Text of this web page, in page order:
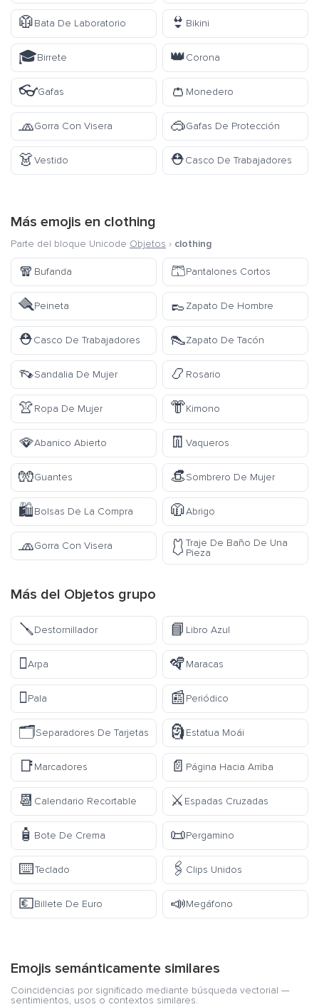
🥼Bata De Laboratorio 👙 Bikini
🎓Birrete 👑Corona
👓Gafas 👛 Monedero
🧢Gorra Con Visera 🥽Gafas De Protección
👗Vestido ⛑️Casco De Trabajadores
Más emojis en clothing
Parte del bloque Unicode Objetos › clothing
🧣 Bufanda 🩳Pantalones Cortos
🪮Peineta 👞Zapato De Hombre
⛑️Casco De Trabajadores 👠Zapato De Tacón
👡Sandalia De Mujer 📿 Rosario
👚Ropa De Mujer 👘Kimono
🪭Abanico Abierto 👖 Vaqueros
🧤Guantes 👒Sombrero De Mujer
🛍️Bolsas De La Compra 🧥Abrigo
🧢Gorra Con Visera 🩱 Traje De Baño De Una
Pieza
Más del Objetos grupo
🪛Destornillador 📘 Libro Azul
🪉Arpa 🪇Maracas
🪏Pala 📰Periódico
🗂️Separadores De Tarjetas 🗿Estatua Moái
📑Marcadores 📄 Página Hacia Arriba
📆 Calendario Recortable ⚔️ Espadas Cruzadas
🧴 Bote De Crema 📜Pergamino
⌨️Teclado 🖇️ Clips Unidos
💶Billete De Euro 📣Megáfono
Emojis semánticamente similares
Coincidencias por significado mediante búsqueda vectorial —
sentimientos, usos o contextos similares.